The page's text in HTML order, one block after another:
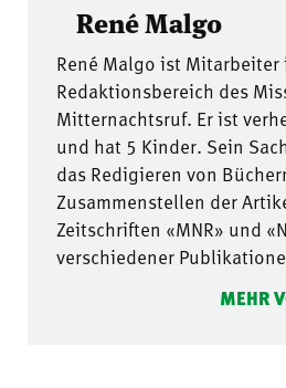
René Malgo
René Malgo ist Mitarbeiter
Redaktionsbereich des
Mitternachtsruf. Er ist
und hat 5 Kinder. Sein
das Redigieren von
Zusammenstellen der
Zeitschriften «MNR» und
verschiedener
MEHR